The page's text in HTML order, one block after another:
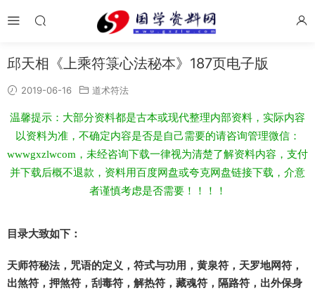
邱天相《上乘符箓心法秘本》187页电子版
2019-06-16 道术符法
温馨提示：大部分资料都是古本或现代整理内部资料，实际内容
以资料为准，不确定内容是否是自己需要的请咨询管理微信：
wwwgxzlwcom，未经咨询下载一律视为清楚了解资料内容，支付
并下载后概不退款，资料用百度网盘或夸克网盘链接下载，介意
者谨慎考虑是否需要！！！！
目录大致如下：
天师符秘法，咒语的定义，符式与功用，黄泉符，天罗地网符，
出煞符，押煞符，刮毒符，解热符，藏魂符，隔路符，出外保身